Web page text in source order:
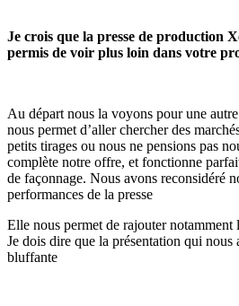
Je crois que la presse de production
permis de voir plus loin dans votre
Au départ nous la voyons pour une
nous permet d’aller chercher des
petits tirages ou nous ne pensions pas
complète notre offre, et fonctionne
de façonnage. Nous avons reconsidéré
performances de la presse
Elle nous permet de rajouter notamment
Je dois dire que la présentation qui nous
bluffante